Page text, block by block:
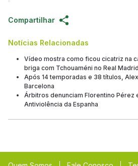
Compartilhar
Notícias Relacionadas
Vídeo mostra como ficou cicatriz na
briga com Tchouaméni no Real Madrid
Após 14 temporadas e 38 títulos,
Barcelona
Árbitros denunciam Florentino Pérez
Antiviolência da Espanha